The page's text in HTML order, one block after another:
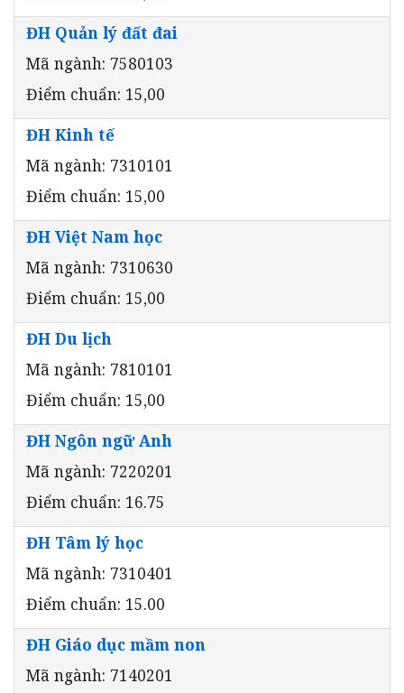
ĐH Quản lý đất đai
Mã ngành: 7580103
Điểm chuẩn: 15,00
ĐH Kinh tế
Mã ngành: 7310101
Điểm chuẩn: 15,00
ĐH Việt Nam học
Mã ngành: 7310630
Điểm chuẩn: 15,00
ĐH Du lịch
Mã ngành: 7810101
Điểm chuẩn: 15,00
ĐH Ngôn ngữ Anh
Mã ngành: 7220201
Điểm chuẩn: 16.75
ĐH Tâm lý học
Mã ngành: 7310401
Điểm chuẩn: 15.00
ĐH Giáo dục mầm non
Mã ngành: 7140201